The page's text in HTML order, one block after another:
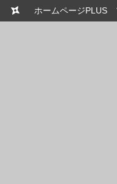
ホームページPLUS